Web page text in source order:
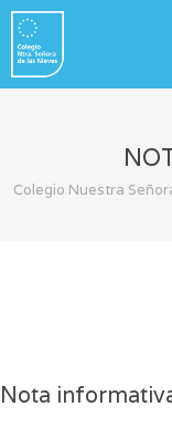
Colegio Nuestra
Nota